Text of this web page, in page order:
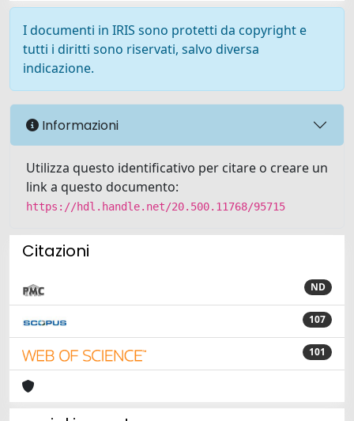
I documenti in IRIS sono protetti da copyright e
tutti i diritti sono riservati, salvo diversa
indicazione.
Informazioni
Utilizza questo identificativo per citare o creare un
link a questo documento:
https://hdl.handle.net/20.500.11768/95715
Citazioni
ND
107
101